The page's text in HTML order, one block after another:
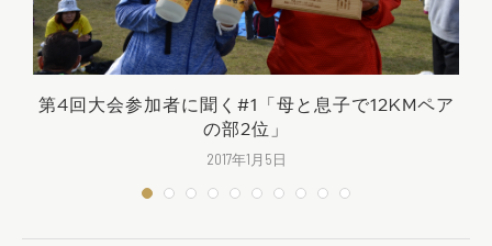
第4回大会参加者に聞く#1「母と息子で12KMペア
の部2位」
2017年1月5日